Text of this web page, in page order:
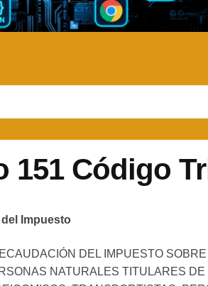
151 Código
Impuesto
DEL IMPUESTO
NATURALES TITULARES